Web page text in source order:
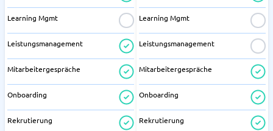
Learning Mgmt
Leistungsmanagement
Mitarbeitergespräche
Onboarding
Rekrutierung
Learning Mgmt
Leistungsmanagement
Mitarbeitergespräche
Onboarding
Rekrutierung